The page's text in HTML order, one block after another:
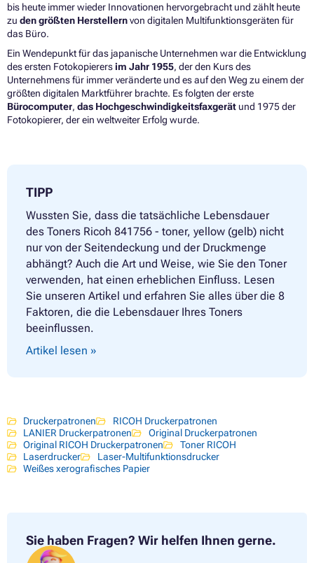
bis heute immer wieder Innovationen hervorgebracht und zählt heute
zu den größten Herstellernvon digitalen Multifunktionsgeräten für
das Büro.
Ein Wendepunkt für das japanische Unternehmen war die Entwicklung
des ersten Fotokopierersim Jahr 1955, der den Kurs des
Unternehmens für immer veränderte und es auf den Weg zu einem der
größten digitalen Marktführer brachte. Es folgten der erste
Bürocomputer, das Hochgeschwindigkeitsfaxgerät und 1975 der
Fotokopierer, der ein weltweiter Erfolg wurde.
TIPP
Wussten Sie, dass die tatsächliche Lebensdauer
des Toners Ricoh 841756 - toner, yellow (gelb) nicht
nur von der Seitendeckung und der Druckmenge
abhängt? Auch die Art und Weise, wie Sie den Toner
verwenden, hat einen erheblichen Einfluss. Lesen
Sie unseren Artikel und erfahren Sie alles über die 8
Faktoren, die die Lebensdauer Ihres Toners
beeinflussen.
Artikel lesen »
Druckerpatronen
RICOH Druckerpatronen
LANIER Druckerpatronen
Original Druckerpatronen
Original RICOH Druckerpatronen
Toner RICOH
Laserdrucker
Laser-Multifunktionsdrucker
Weißes xerografisches Papier
Sie haben Fragen? Wir helfen Ihnen gerne.